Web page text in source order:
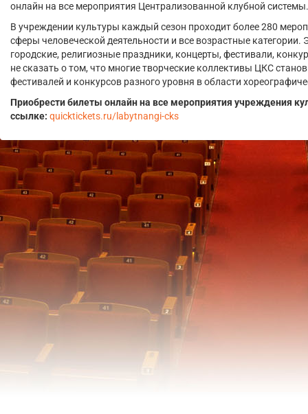
онлайн на все мероприятия Централизованной клубной системы.
В учреждении культуры каждый сезон проходит более 280
сферы человеческой деятельности и все возрастные категории.
городские, религиозные праздники, концерты, фестивали,
не сказать о том, что многие творческие коллективы ЦКС
фестивалей и конкурсов разного уровня в области
Приобрести билеты онлайн на все мероприятия учреждения
ссылке: quicktickets.ru/labytnangi-cks